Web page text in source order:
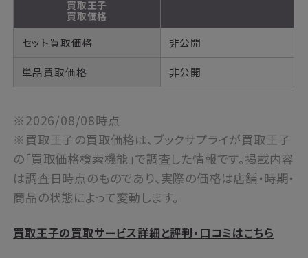
買取王子
買取価格
セット買取価格 非公開
単品買取価格 非公開
※2026/08/08時点
※買取王子の買取価格は、ブックサプライが買取王子
の「買取価格検索機能」で調査した情報です。掲載内容
は調査日時点のものであり、実際の価格は店舗・時期・
商品の状態によって変動します。
買取王子の買取サービス詳細と評判・口コミはこちら